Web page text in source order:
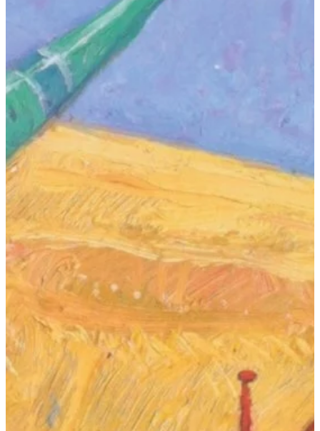
Podcast
Assine
Taba na Escola